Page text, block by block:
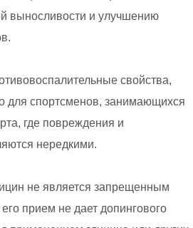
выносливости и улучшению
свойства,
для спортсменов, занимающихся
где повреждения и
нередкими.
не является запрещенным
прием не дает допингового